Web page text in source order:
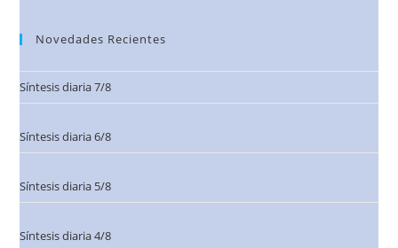
Novedades Recientes
Síntesis diaria 7/8
Síntesis diaria 6/8
Síntesis diaria 5/8
Síntesis diaria 4/8